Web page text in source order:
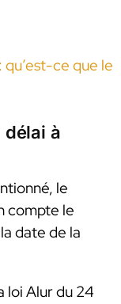
ce que le
délai à
le
compte le
date de la
loi Alur du 24